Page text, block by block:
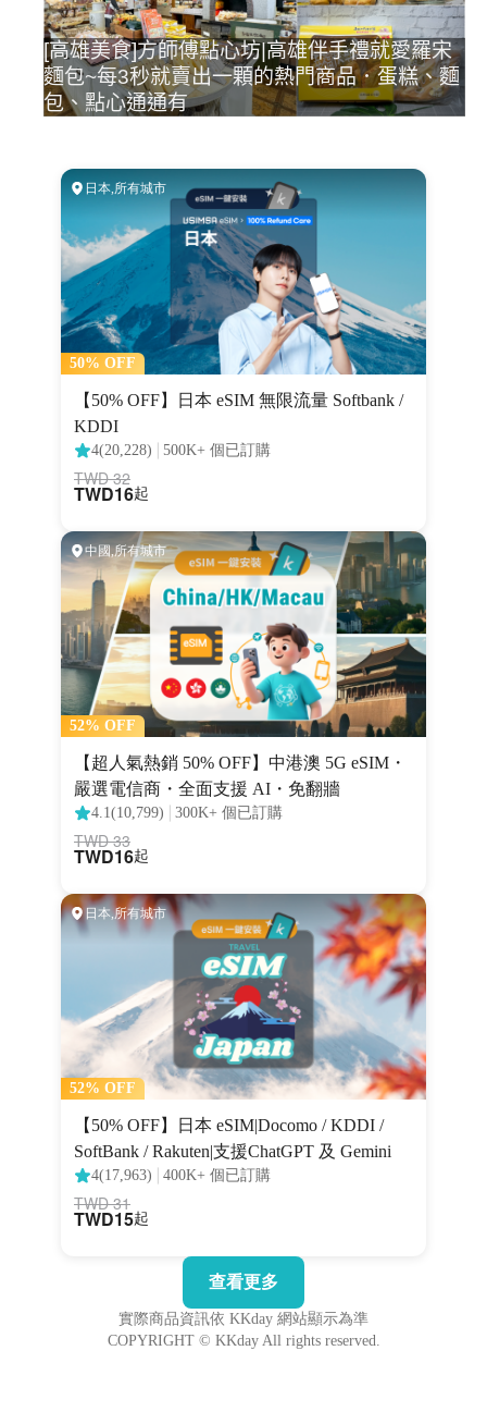
[高雄美食]方師傅點心坊|高雄伴手禮就愛羅宋
麵包~每3秒就賣出一顆的熱門商品．蛋糕、麵
包、點心通通有